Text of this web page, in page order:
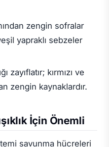
zengin sofralar
yapraklı sebzeler
zayıflatır; kırmızı ve
zengin kaynaklardır.
İçin Önemli
savunma hücreleri